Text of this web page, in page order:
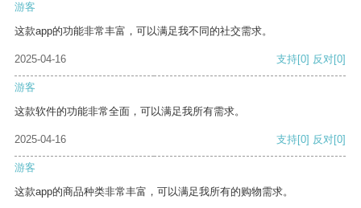
游客
这款app的功能非常丰富，可以满足我不同的社交需求。
2025-04-16 支持[0] 反对[0]
游客
这款软件的功能非常全面，可以满足我所有需求。
2025-04-16 支持[0] 反对[0]
游客
这款app的商品种类非常丰富，可以满足我所有的购物需求。